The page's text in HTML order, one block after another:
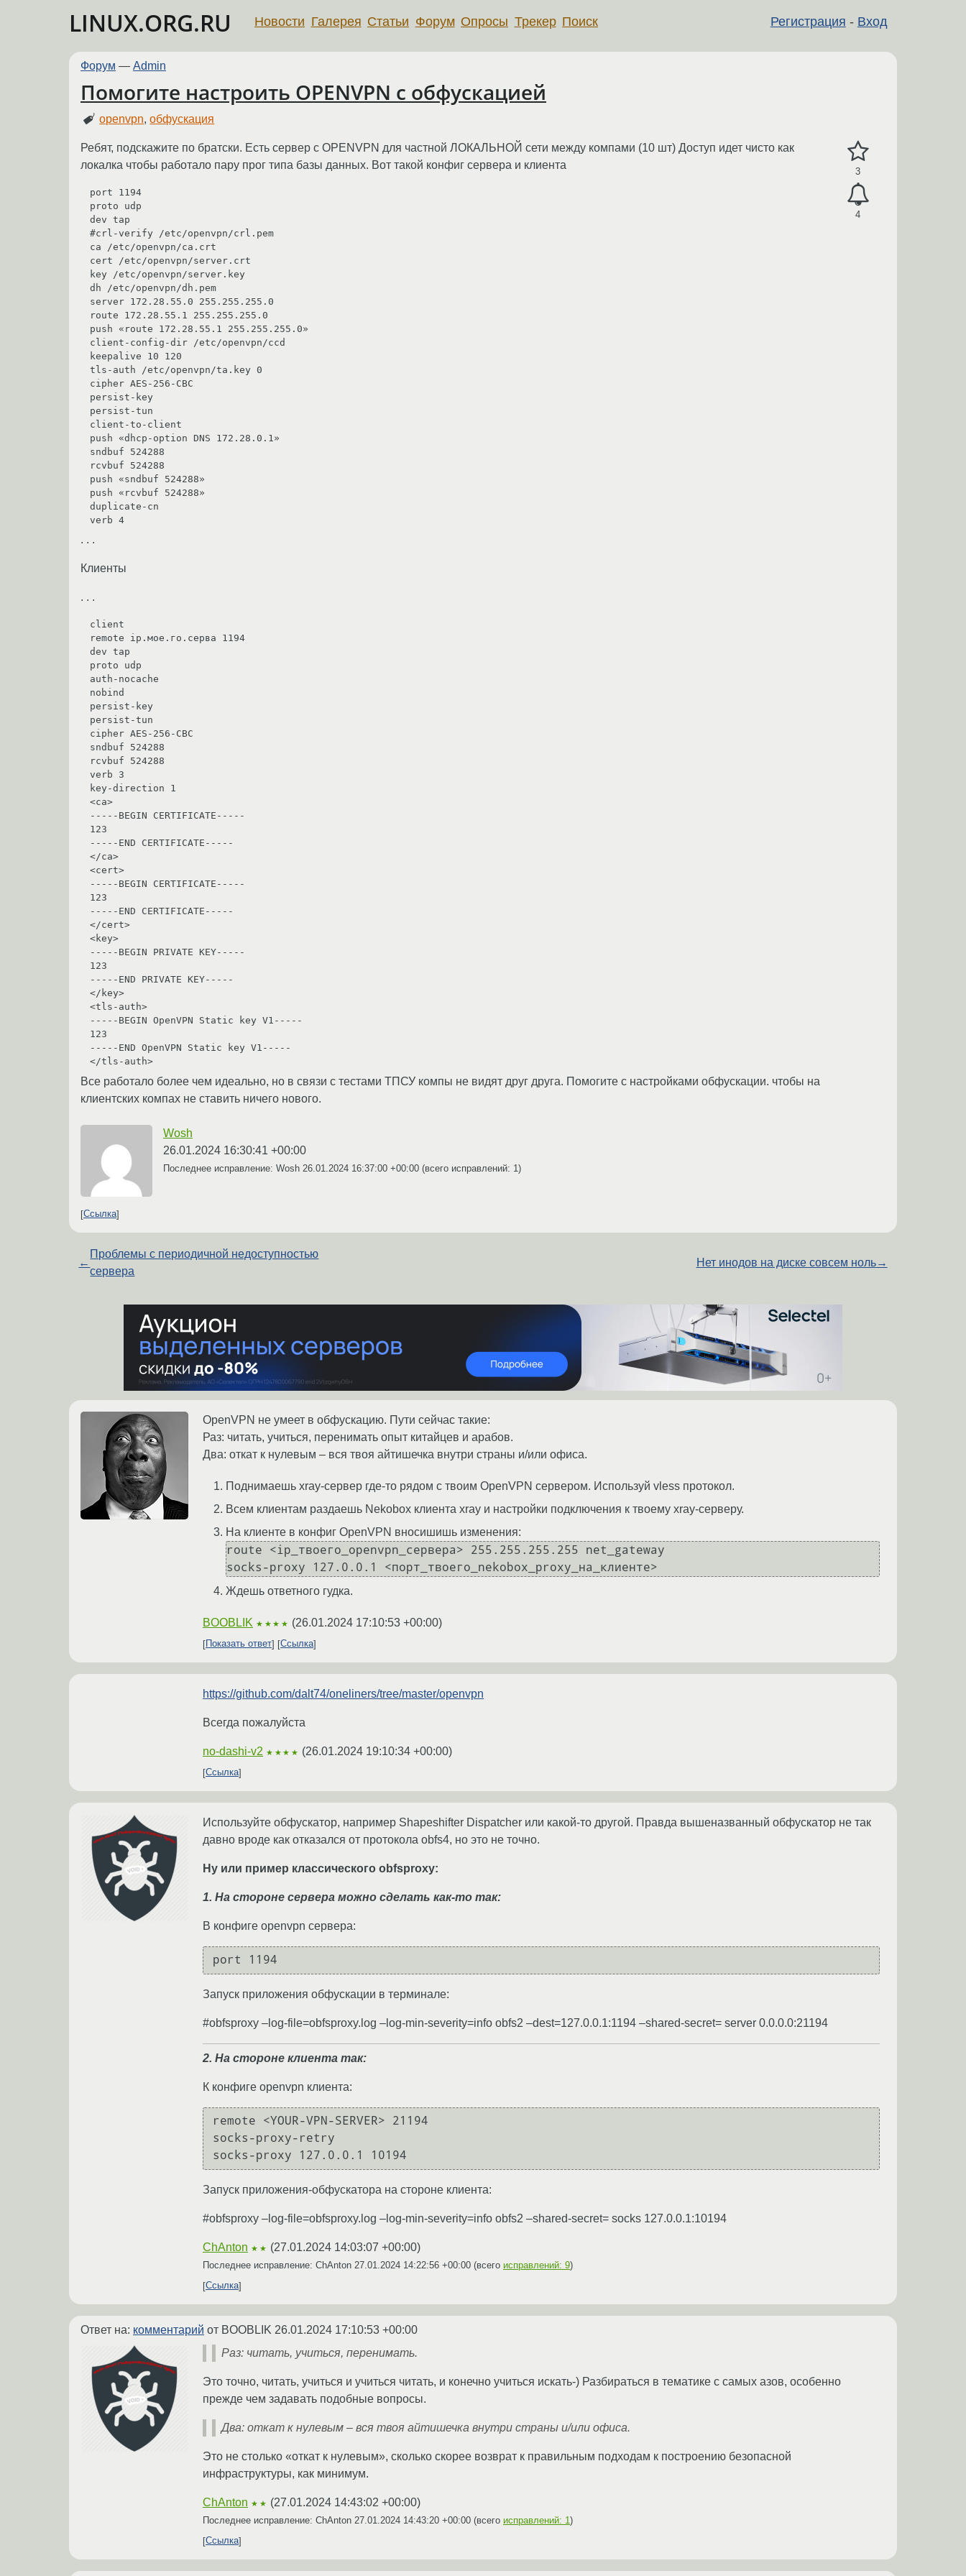
LINUX.ORG.RU Регистрация - Вход
Новости Галерея Статьи Форум Опросы Трекер Поиск
Форум — Admin
Помогите настроить OPENVPN c обфускацией
openvpn,обфускация
3
4
Ребят, подскажите по братски. Есть сервер с OPENVPN для частной ЛОКАЛЬНОЙ сети между компами (10 шт) Доступ идет чисто как
локалка чтобы работало пару прог типа базы данных. Вот такой конфиг сервера и клиента
port 1194
proto udp
dev tap
#crl-verify /etc/openvpn/crl.pem
ca /etc/openvpn/ca.crt
cert /etc/openvpn/server.crt
key /etc/openvpn/server.key
dh /etc/openvpn/dh.pem
server 172.28.55.0 255.255.255.0
route 172.28.55.1 255.255.255.0
push «route 172.28.55.1 255.255.255.0»
client-config-dir /etc/openvpn/ccd
keepalive 10 120
tls-auth /etc/openvpn/ta.key 0
cipher AES-256-CBC
persist-key
persist-tun
client-to-client
push «dhcp-option DNS 172.28.0.1»
sndbuf 524288
rcvbuf 524288
push «sndbuf 524288»
push «rcvbuf 524288»
duplicate-cn
. . .
Клиенты
. . .
client
remote ip.мое.го.серва 1194
dev tap
proto udp
auth-nocache
nobind
persist-key
persist-tun
cipher AES-256-CBC
sndbuf 524288
rcvbuf 524288
verb 3
key-direction 1
<ca>
-----BEGIN CERTIFICATE-----
123
-----END CERTIFICATE-----
</ca>
<cert>
-----BEGIN CERTIFICATE-----
123
-----END CERTIFICATE-----
</cert>
<key>
-----BEGIN PRIVATE KEY-----
123
-----END PRIVATE KEY-----
</key>
<tls-auth>
-----BEGIN OpenVPN Static key V1-----
123
-----END OpenVPN Static key V1-----
Все работало более чем идеально, но в связи с тестами ТПСУ компы не видят друг друга. Помогите с настройками обфускации. чтобы на
клиентских компах не ставить ничего нового.
Wosh
26.01.2024 16:30:41 +00:00
Последнее исправление: Wosh 26.01.2024 16:37:00 +00:00 (всего исправлений: 1)
Ссылка
←
Проблемы с периодичной недоступностью
сервера
Нет инодов на диске совсем ноль→
OpenVPN не умеет в обфускацию. Пути сейчас такие:
Раз: читать, учиться, перенимать опыт китайцев и арабов.
Два: откат к нулевым – вся твоя айтишечка внутри страны и/или офиса.
Поднимаешь xray-сервер где-то рядом с твоим OpenVPN сервером. Используй vless протокол.
Всем клиентам раздаешь Nekobox клиента xray и настройки подключения к твоему xray-серверу.
На клиенте в конфиг OpenVPN вносишишь изменения:
route <ip_твоего_openvpn_сервера> 255.255.255.255 net_gateway
Ждешь ответного гудка.
BOOBLIK ★★★★ (26.01.2024 17:10:53 +00:00)
Показать ответ Ссылка
https://github.com/dalt74/oneliners/tree/master/openvpn
Всегда пожалуйста
no-dashi-v2 ★★★★ (26.01.2024 19:10:34 +00:00)
Ссылка
Используйте обфускатор, например Shapeshifter Dispatcher или какой-то другой. Правда вышеназванный обфускатор не так
давно вроде как отказался от протокола obfs4, но это не точно.
Ну или пример классического obfsproxy:
1. На стороне сервера можно сделать как-то так:
В конфиге openvpn сервера:
Запуск приложения обфускации в терминале:
#obfsproxy –log-file=obfsproxy.log –log-min-severity=info obfs2 –dest=127.0.0.1:1194 –shared-secret= server 0.0.0.0:21194
2. На стороне клиента так:
К конфиге openvpn клиента:
remote <YOUR-VPN-SERVER> 21194
socks-proxy-retry
Запуск приложения-обфускатора на стороне клиента:
#obfsproxy –log-file=obfsproxy.log –log-min-severity=info obfs2 –shared-secret= socks 127.0.0.1:10194
ChAnton ★★ (27.01.2024 14:03:07 +00:00)
Последнее исправление: ChAnton 27.01.2024 14:22:56 +00:00 (всего исправлений: 9)
Ссылка
Ответ на: комментарий от BOOBLIK 26.01.2024 17:10:53 +00:00
Раз: читать, учиться, перенимать.
Это точно, читать, учиться и учиться читать, и конечно учиться искать-) Разбираться в тематике с самых азов, особенно
прежде чем задавать подобные вопросы.
Два: откат к нулевым – вся твоя айтишечка внутри страны и/или офиса.
Это не столько «откат к нулевым», сколько скорее возврат к правильным подходам к построению безопасной
инфраструктуры, как минимум.
ChAnton ★★ (27.01.2024 14:43:02 +00:00)
Последнее исправление: ChAnton 27.01.2024 14:43:20 +00:00 (всего исправлений: 1 )
Ссылка